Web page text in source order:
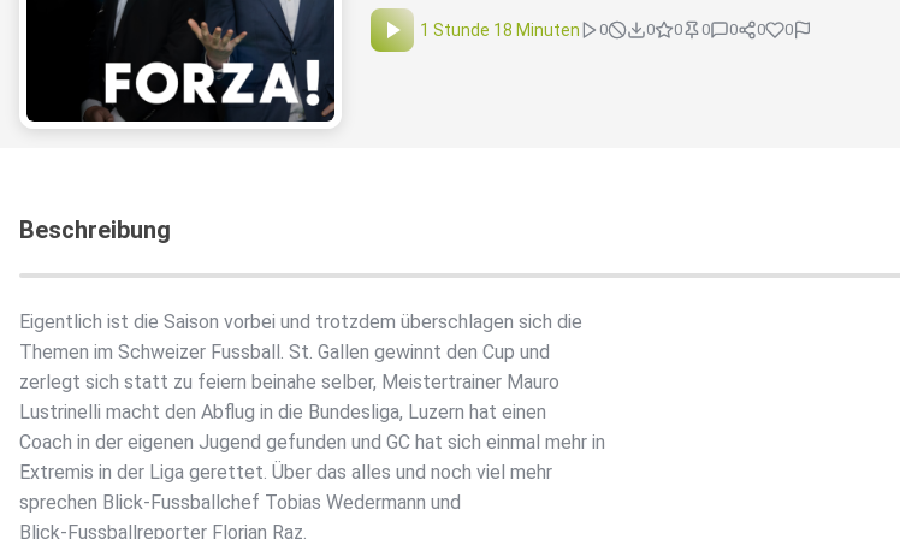
1 Stunde 18 Minuten 0 0 0 0 0 0 0
Beschreibung
Eigentlich ist die Saison vorbei und trotzdem überschlagen sich die
Themen im Schweizer Fussball. St. Gallen gewinnt den Cup und
zerlegt sich statt zu feiern beinahe selber, Meistertrainer Mauro
Lustrinelli macht den Abflug in die Bundesliga, Luzern hat einen
Coach in der eigenen Jugend gefunden und GC hat sich einmal mehr in
Extremis in der Liga gerettet. Über das alles und noch viel mehr
sprechen Blick-Fussballchef Tobias Wedermann und
Blick-Fussballreporter Florian Raz.